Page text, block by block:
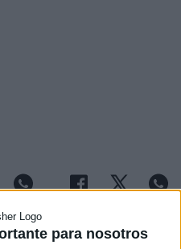
para nosotros